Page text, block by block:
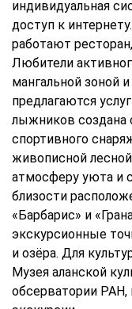
индивидуальная
доступ к
работают
Любители
мангальной зоной
предлагаются
лыжников создана
спортивного
живописной
атмосферу уюта и
близости
«Барбарис» и
экскурсионные
и озёра. Для
Музея аланской
обсерватории